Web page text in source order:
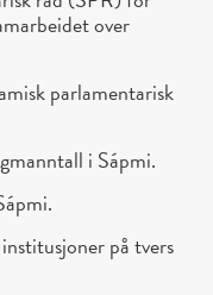
over
parlamentarisk
i Sápmi.
på tvers